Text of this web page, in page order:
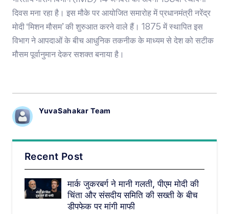
दिवस मना रहा है। इस मौके पर आयोजित समारोह में प्रधानमंत्री नरेंद्र
मोदी ‘मिशन मौसम’ की शुरुआत करने वाले हैं। 1875 में स्थापित इस
विभाग ने आपदाओं के बीच आधुनिक तकनीक के माध्यम से देश को सटीक
मौसम पूर्वानुमान देकर सशक्त बनाया है।
YuvaSahakar Team
Recent Post
मार्क जुकरबर्ग ने मानी गलती, पीएम मोदी की
चिंता और संसदीय समिति की सख्ती के बीच
डीपफेक पर मांगी माफी